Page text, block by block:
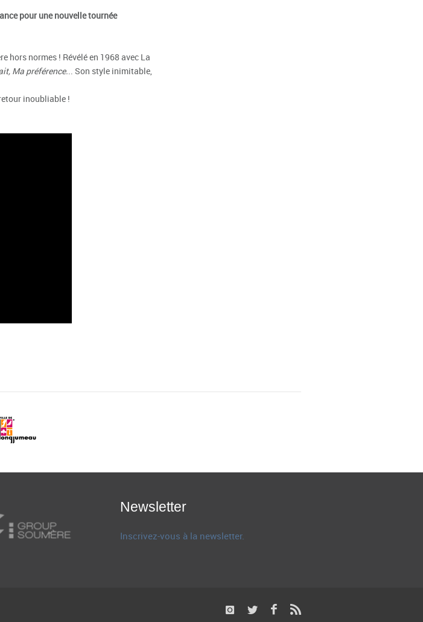
pour une nouvelle tournée
hors normes ! Révélé en 1968 avec La
Ma préférence... Son style inimitable,
inoubliable !
Newsletter
Inscrivez-vous à la newsletter.